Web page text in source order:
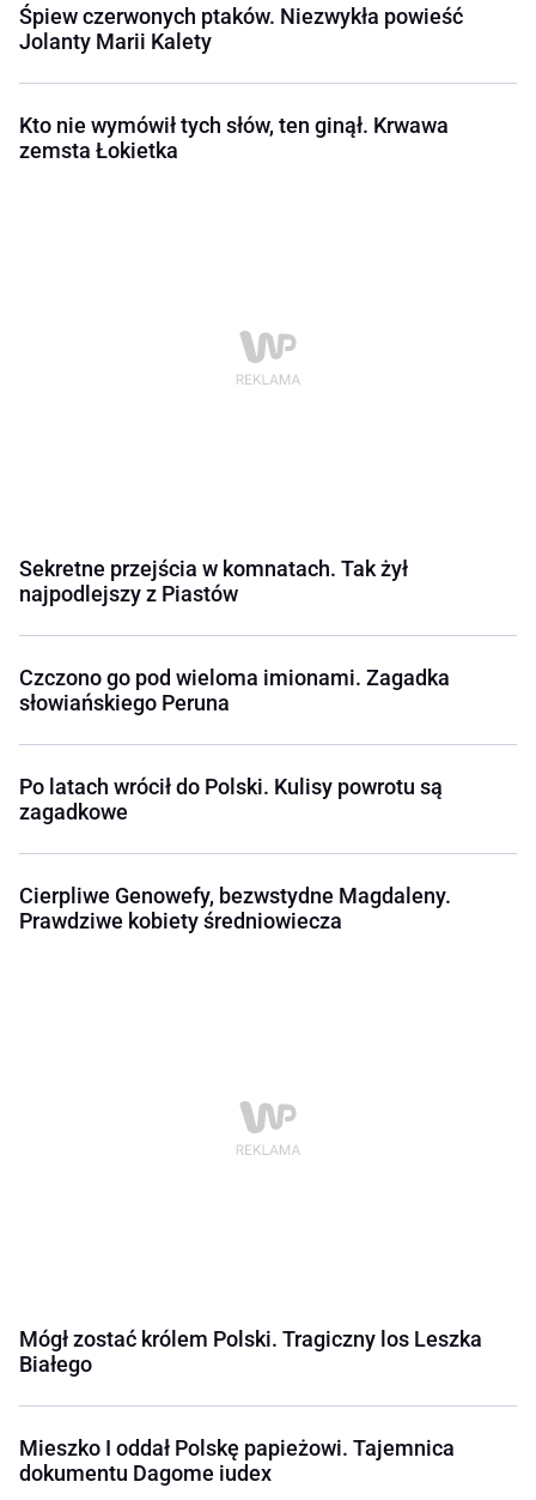
Śpiew czerwonych ptaków. Niezwykła powieść
Jolanty Marii Kalety
Kto nie wymówił tych słów, ten ginął. Krwawa
zemsta Łokietka
Sekretne przejścia w komnatach. Tak żył
najpodlejszy z Piastów
Czczono go pod wieloma imionami. Zagadka
słowiańskiego Peruna
Po latach wrócił do Polski. Kulisy powrotu są
zagadkowe
Cierpliwe Genowefy, bezwstydne Magdaleny.
Prawdziwe kobiety średniowiecza
Mógł zostać królem Polski. Tragiczny los Leszka
Białego
Mieszko I oddał Polskę papieżowi. Tajemnica
dokumentu Dagome iudex